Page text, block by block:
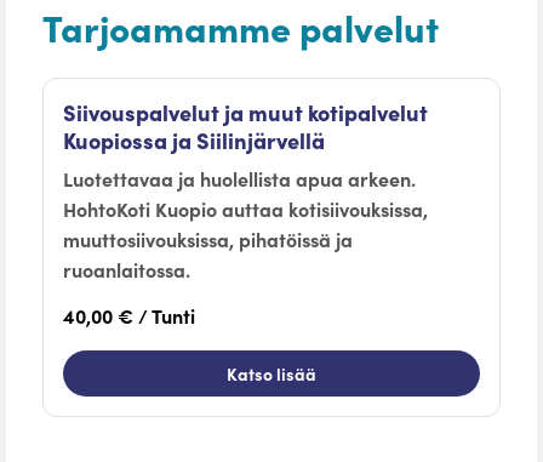
Tarjoamamme palvelut
Siivouspalvelut ja muut kotipalvelut
Kuopiossa ja Siilinjärvellä
Luotettavaa ja huolellista apua arkeen.
HohtoKoti Kuopio auttaa kotisiivouksissa,
muuttosiivouksissa, pihatöissä ja
ruoanlaitossa.
40,00 € / Tunti
Katso lisää